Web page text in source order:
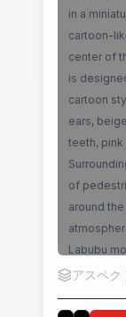
in a
cartoon-
center of
is
cartoon
ears,
teeth,
of
around
Labubu
nearby to
including
アスペク